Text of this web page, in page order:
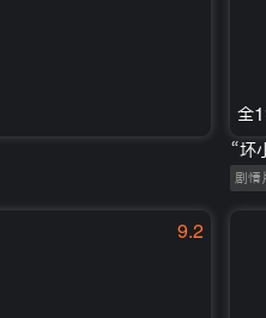
全
“坏
剧情
9.2